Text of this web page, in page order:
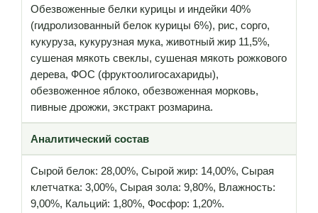
Обезвоженные белки курицы и индейки 40%
(гидролизованный белок курицы 6%), рис, сорго,
кукуруза, кукурузная мука, животный жир 11,5%,
сушеная мякоть свеклы, сушеная мякоть рожкового
дерева, ФОС (фруктоолигосахариды),
обезвоженное яблоко, обезвоженная морковь,
пивные дрожжи, экстракт розмарина.
Аналитический состав
Сырой белок: 28,00%, Сырой жир: 14,00%, Сырая
клетчатка: 3,00%, Сырая зола: 9,80%, Влажность:
9,00%, Кальций: 1,80%, Фосфор: 1,20%.